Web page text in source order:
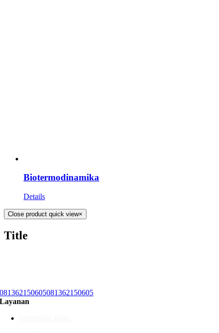
Biotermodinamika
Details
Close product quick view×
Title
081362150605081362150605
Layanan